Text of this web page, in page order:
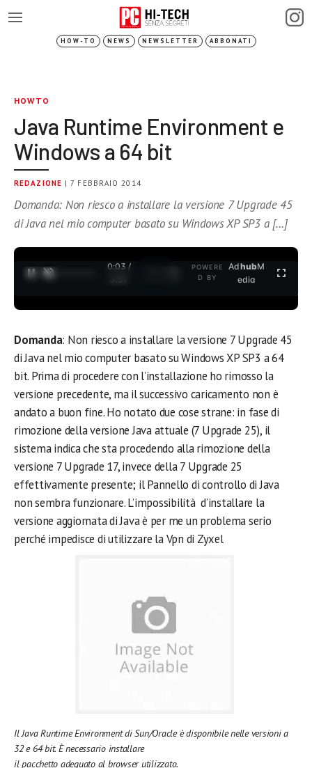
HOW-TO NEWS NEWSLETTER ABBONATI
HOWTO
Java Runtime Environment e
Windows a 64 bit
REDAZIONE | 7 FEBBRAIO 2014
Domanda: Non riesco a installare la versione 7 Upgrade 45
di Java nel mio computer basato su Windows XP SP3 a […]
0:04 /
3:37
POWERE
D BY
AdhubM
edia
Domanda: Non riesco a installare la versione 7 Upgrade 45
di Java nel mio computer basato su Windows XP SP3 a 64
bit. Prima di procedere con l’installazione ho rimosso la
versione precedente, ma il successivo caricamento non è
andato a buon fine. Ho notato due cose strane: in fase di
rimozione della versione Java attuale (7 Upgrade 25), il
sistema indica che sta procedendo alla rimozione della
versione 7 Upgrade 17, invece della 7 Upgrade 25
effettivamente presente; il Pannello di controllo di Java
non sembra funzionare. L’impossibilità d’installare la
versione aggiornata di Java è per me un problema serio
perché impedisce di utilizzare la Vpn di Zyxel
Il Java Runtime Environment di Sun/Oracle è disponibile nelle versioni a
32 e 64 bit. È necessario installare
il pacchetto adeguato al browser utilizzato.